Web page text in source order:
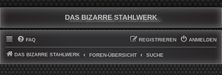
DAS BIZARRE STAHLWERK
FAQ ANMELDEN
REGISTRIEREN
DAS BIZARRE STAHLWERK FOREN-ÜBERSICHT SUCHE